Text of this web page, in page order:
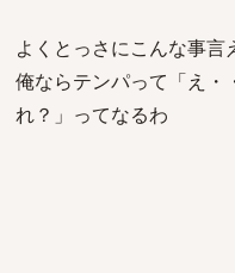
よくとっさにこんな事言
俺ならテンパって「え・
れ？」ってなるわ